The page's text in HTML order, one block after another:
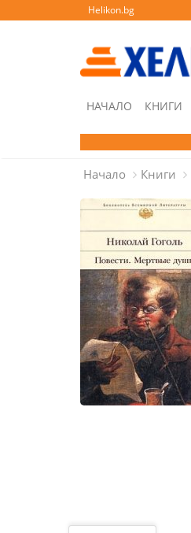
Helikon.bg
НАЧАЛО КНИГИ
Начало Книги